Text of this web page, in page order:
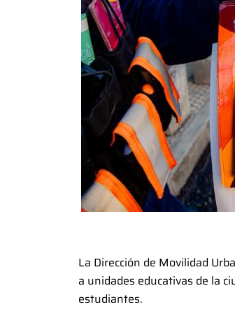
La Dirección de Movilidad
a unidades educativas de la
estudiantes.